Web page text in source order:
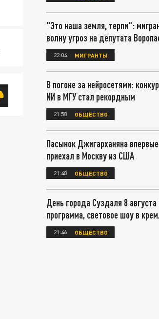
"Это наша земля, терпи":
волну угроз на депутата
22:04 МИГРАНТЫ
В погоне за нейросетями:
ИИ в МГУ стал рекордным
21:58 ОБЩЕСТВО
Пасынок Джигарханяна
приехал в Москву из США
21:48 ОБЩЕСТВО
День города Суздаля 8
программа, световое шоу в
21:46 ОБЩЕСТВО